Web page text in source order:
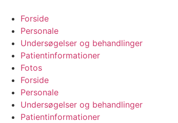
indhold
Forside
Personale
Undersøgelser og behandlinger
Patientinformationer
Fotos
Forside
Personale
Undersøgelser og behandlinger
Patientinformationer